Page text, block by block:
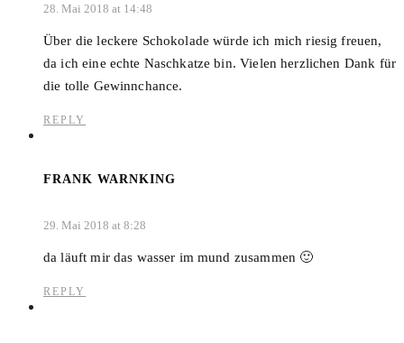
28. Mai 2018 at 14:48
Über die leckere Schokolade würde ich mich riesig freuen,
da ich eine echte Naschkatze bin. Vielen herzlichen Dank für
die tolle Gewinnchance.
REPLY
FRANK WARNKING
29. Mai 2018 at 8:28
da läuft mir das wasser im mund zusammen 🙂
REPLY